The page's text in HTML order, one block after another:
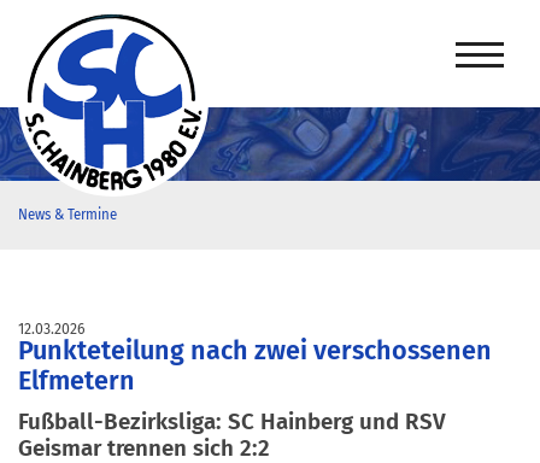
News & Termine
12.03.2026
Punkteteilung nach zwei verschossenen
Elfmetern
Fußball-Bezirksliga: SC Hainberg und RSV
Geismar trennen sich 2:2